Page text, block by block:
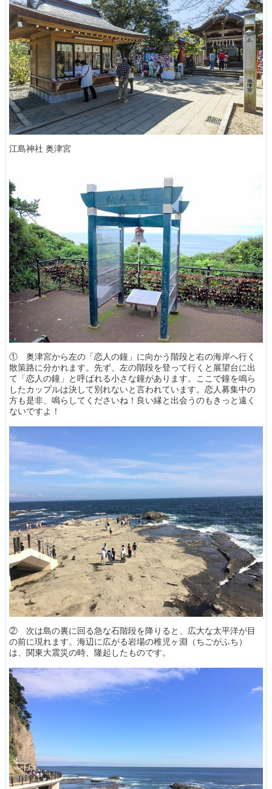
江島神社 奥津宮
① 奥津宮から左の「恋人の鐘」に向かう階段と右の海岸へ行く
散策路に分かれます。先ず、左の階段を登って行くと展望台に出
て「恋人の鐘」と呼ばれる小さな鐘があります。ここで鐘を鳴ら
したカップルは決して別れないと言われています。恋人募集中の
方も是非、鳴らしてくださいね！良い縁と出会うのもきっと遠く
ないですよ！
② 次は島の裏に回る急な石階段を降りると、広大な太平洋が目
の前に現れます。海辺に広がる岩場の稚児ヶ淵（ちごがふち）
は、関東大震災の時、隆起したものです。